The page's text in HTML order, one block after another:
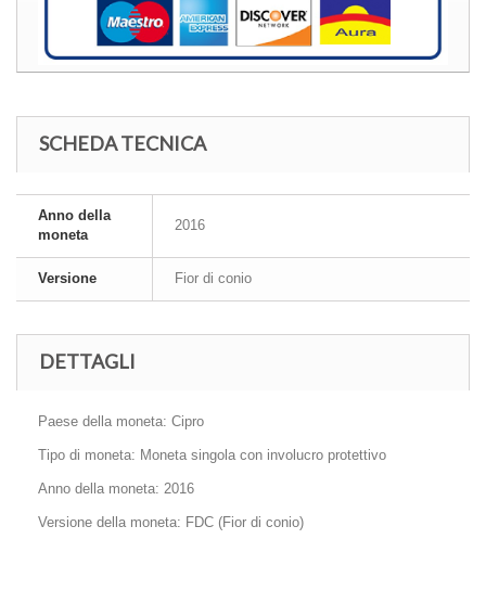
SCHEDA TECNICA
Anno della
moneta
2016
Versione Fior di conio
DETTAGLI
Paese della moneta: Cipro
Tipo di moneta: Moneta singola con involucro protettivo
Anno della moneta: 2016
Versione della moneta: FDC (Fior di conio)